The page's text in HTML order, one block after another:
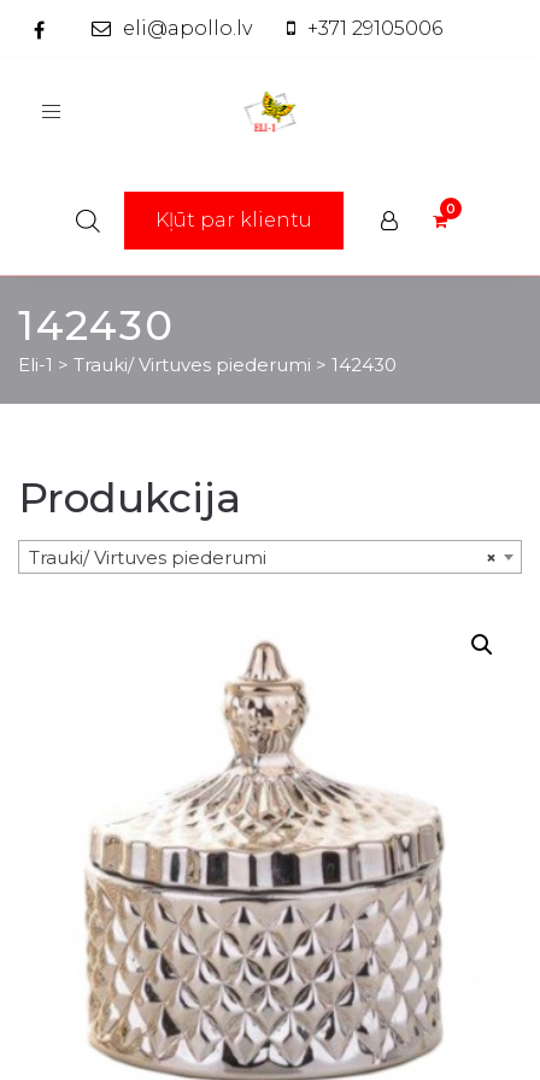
eli@apollo.lv +371 29105006
Toggle
Kļūt par klientu
142430
Eli-1 > Trauki/ Virtuves piederumi > 142430
Produkcija
×
Trauki/ Virtuves piederumi